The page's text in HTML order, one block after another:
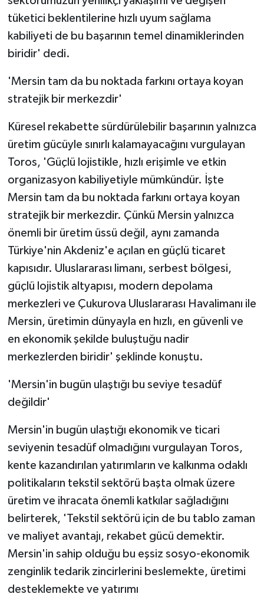
tüketici beklentilerine hızlı uyum sağlama
kabiliyeti de bu başarının temel dinamiklerinden
biridir' dedi.
'Mersin tam da bu noktada farkını ortaya koyan
stratejik bir merkezdir'
Küresel rekabette sürdürülebilir başarının yalnızca
üretim gücüyle sınırlı kalamayacağını vurgulayan
Toros, 'Güçlü lojistikle, hızlı erişimle ve etkin
organizasyon kabiliyetiyle mümkündür. İşte
Mersin tam da bu noktada farkını ortaya koyan
stratejik bir merkezdir. Çünkü Mersin yalnızca
önemli bir üretim üssü değil, aynı zamanda
Türkiye'nin Akdeniz'e açılan en güçlü ticaret
kapısıdır. Uluslararası limanı, serbest bölgesi,
güçlü lojistik altyapısı, modern depolama
merkezleri ve Çukurova Uluslararası Havalimanı ile
Mersin, üretimin dünyayla en hızlı, en güvenli ve
en ekonomik şekilde buluştuğu nadir
merkezlerden biridir' şeklinde konuştu.
'Mersin'in bugün ulaştığı bu seviye tesadüf
değildir'
Mersin'in bugün ulaştığı ekonomik ve ticari
seviyenin tesadüf olmadığını vurgulayan Toros,
kente kazandırılan yatırımların ve kalkınma odaklı
politikaların tekstil sektörü başta olmak üzere
üretim ve ihracata önemli katkılar sağladığını
belirterek, 'Tekstil sektörü için de bu tablo zaman
ve maliyet avantajı, rekabet gücü demektir.
Mersin'in sahip olduğu bu eşsiz sosyo-ekonomik
zenginlik tedarik zincirlerini beslemekte, üretimi
desteklemekte ve yatırımı